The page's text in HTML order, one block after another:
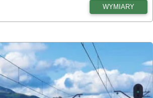
WYMIARY